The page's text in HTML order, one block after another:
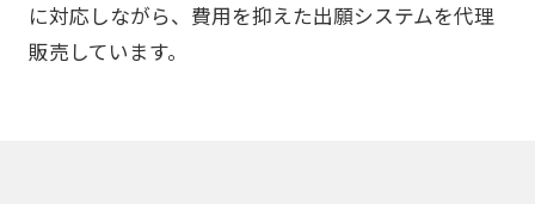
に対応しながら、費用を抑えた出願システムを代理
販売しています。